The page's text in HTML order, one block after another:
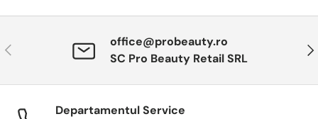
Anterior
office@probeauty.ro
SC Pro Beauty Retail SRL
Departamentul Service